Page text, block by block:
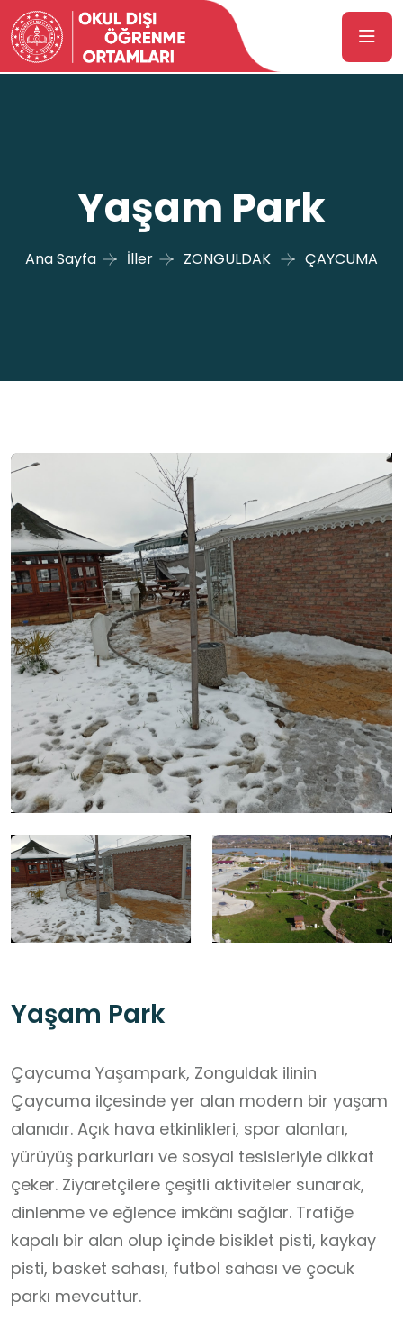
Yaşam Park
Ana Sayfa İller ZONGULDAK ÇAYCUMA
Yaşam Park
Çaycuma Yaşampark, Zonguldak ilinin
Çaycuma ilçesinde yer alan modern bir yaşam
alanıdır. Açık hava etkinlikleri, spor alanları,
yürüyüş parkurları ve sosyal tesisleriyle dikkat
çeker. Ziyaretçilere çeşitli aktiviteler sunarak,
dinlenme ve eğlence imkânı sağlar. Trafiğe
kapalı bir alan olup içinde bisiklet pisti, kaykay
pisti, basket sahası, futbol sahası ve çocuk
parkı mevcuttur.